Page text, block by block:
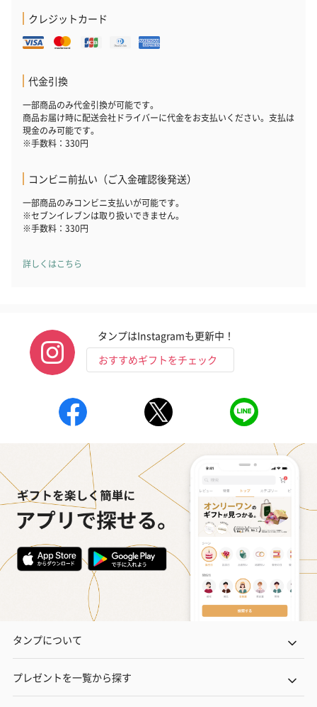
お酒を同梱してお届けいたします。
※20歳未満の方への酒類の販売はいたしません。
プレミアムビール イネ
お酒にぴったりのおつまみ・サプリを同梱してお届けいたしま
す。
いぶりがっことチーズ
のオイル漬（981円）
ごろっとうまみ チーズ
のオイル漬（塩麹&レモ
ン）（981円）
しょっつるナ
円）
クレジットカード
代金引換
一部商品のみ代金引換が可能です。
商品お届け時に配送会社ドライバーに代金をお支払いください。支払は
現金のみ可能です。
※手数料：330円
コンビニ前払い（ご入金確認後発送）
一部商品のみコンビニ支払いが可能です。
※セブンイレブンは取り扱いできません。
※手数料：330円
詳しくはこちら
タンプはInstagramも更新中！
おすすめギフトをチェック
タンプについて
プレゼントを一覧から探す